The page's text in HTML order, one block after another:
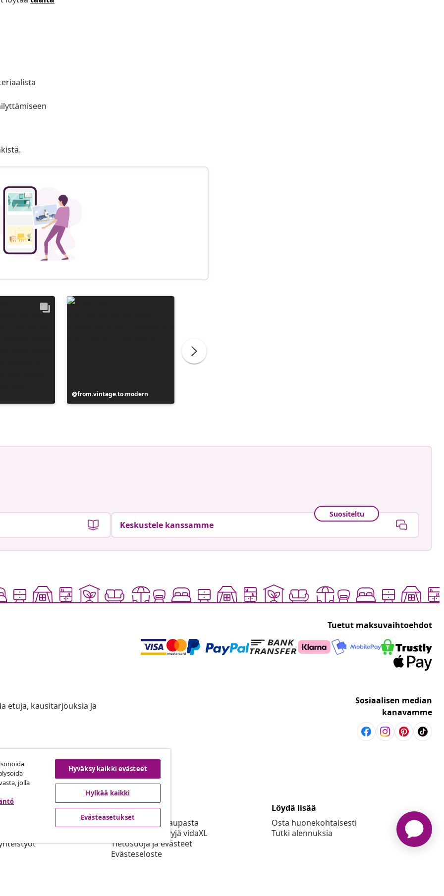
Julkaissut
from.vintage.to.modern
Suositeltu
Keskustele kanssamme
Tuetut maksuvaihtoehdot
etuja, kausitarjouksia ja
Sosiaalisen median
kanavamme
tilaus
vidaXL
Tietoja vidaXL kaupasta
Käyttöehdot Myyjä vidaXL
Tietosuoja ja evästeet
Evästeseloste
Löydä lisää
Osta huonekohtaisesti
Tutki alennuksia
jolla
Hyväksy kaikki evästeet
Hylkää kaikki
Evästeasetukset